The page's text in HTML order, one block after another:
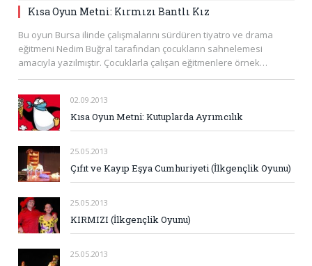
Kısa Oyun Metni: Kırmızı Bantlı Kız
Bu oyun Bursa ilinde çalışmalarını sürdüren tiyatro ve drama
eğitmeni Nedim Buğral tarafından çocukların sahnelemesi
amacıyla yazılmıştır. Çocuklarla çalışan eğitmenlere örnek…
02.09.2013
Kısa Oyun Metni: Kutuplarda Ayrımcılık
25.05.2013
Çıfıt ve Kayıp Eşya Cumhuriyeti (İlkgençlik Oyunu)
25.05.2013
KIRMIZI (İlkgençlik Oyunu)
25.05.2013